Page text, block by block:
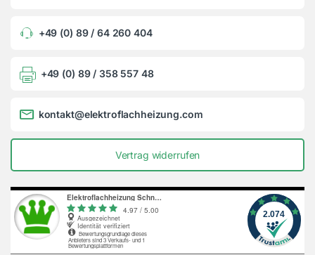
+49 (0) 89 / 64 260 404
+49 (0) 89 / 358 557 48
kontakt@elektroflachheizung.com
Vertrag widerrufen